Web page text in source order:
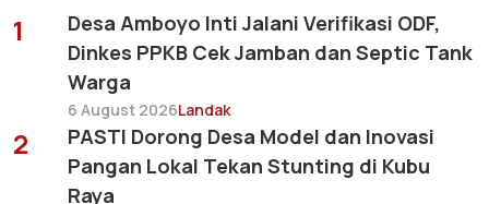
1
Desa Amboyo Inti Jalani Verifikasi ODF,
Dinkes PPKB Cek Jamban dan Septic Tank
Warga
6 August 2026Landak
2
PASTI Dorong Desa Model dan Inovasi
Pangan Lokal Tekan Stunting di Kubu
Raya